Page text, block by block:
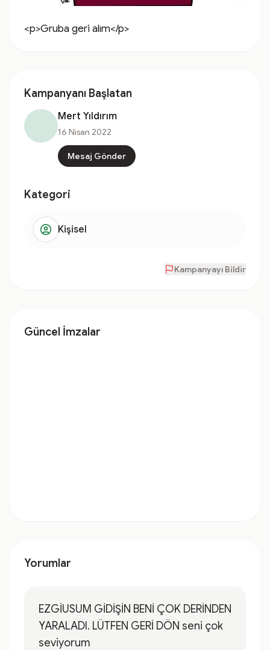
<p>Gruba geri alım</p>
Kampanyanı Başlatan
Mert Yıldırım
16 Nisan 2022
Mesaj Gönder
Kategori
Kişisel
Kampanyayı Bildir
Güncel İmzalar
Yorumlar
EZGİUSUM GİDİŞİN BENİ ÇOK DERİNDEN
YARALADI. LÜTFEN GERİ DÖN seni çok
seviyorum